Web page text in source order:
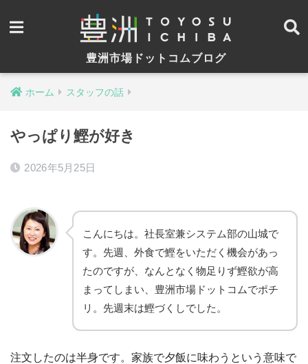
豊洲市場ドットコムブログ
ホーム スタッフの話
やっぱり鰹が好き
2026年5月25日
こんにちは。社長室兼システム部の山城で
す。先週、外食で鰹をいただく機会があっ
たのですが、なんとなく物足りず鰹欲が高
まってしまい、豊洲市場ドットコムでポチ
リ。先週末は鰹づくしでした。
注文したのは半身です。家族で夕飯に味わうという意味で